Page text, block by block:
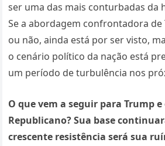
ser uma das mais conturbadas da
Se a abordagem confrontadora de
ou não, ainda está por ser visto,
o cenário político da nação está
um período de turbulência nos
O que vem a seguir para Trump
Republicano? Sua base
crescente resistência será sua